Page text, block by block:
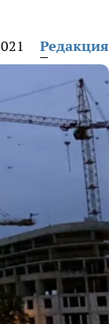
Редакция